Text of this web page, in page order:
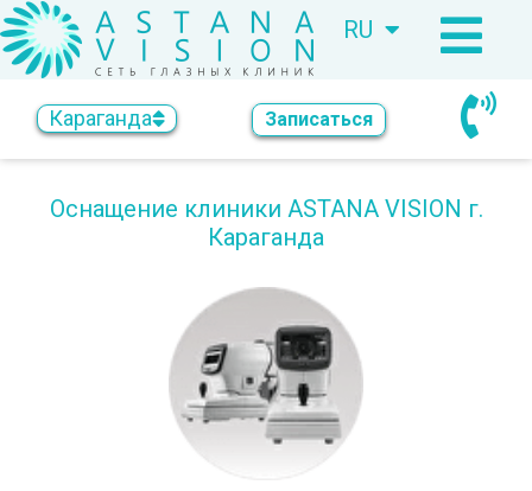
RU
KZ
Караганда Записаться
Оснащение клиники ASTANA VISION г.
Караганда